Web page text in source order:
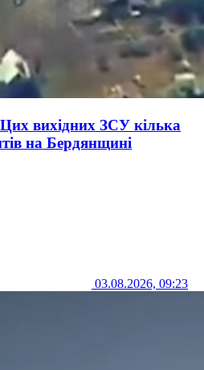
вихідних ЗСУ кілька
на Бердянщині
03.08.2026, 09:23